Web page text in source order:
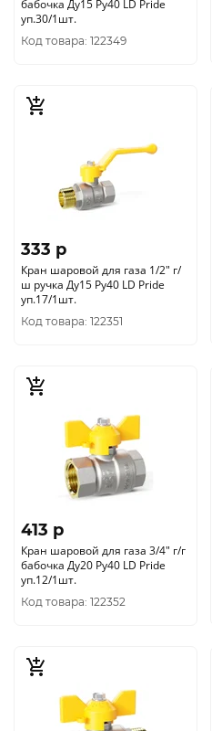
бабочка Ду15 Ру40 LD Pride
уп.30/1шт.
Код товара: 122349
333 p
Кран шаровой для газа 1/2" г/
ш ручка Ду15 Ру40 LD Pride
уп.17/1шт.
Код товара: 122351
413 p
Кран шаровой для газа 3/4" г/г
бабочка Ду20 Ру40 LD Pride
уп.12/1шт.
Код товара: 122352